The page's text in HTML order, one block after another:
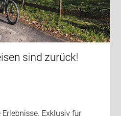
sind zurück!
Exklusiv für